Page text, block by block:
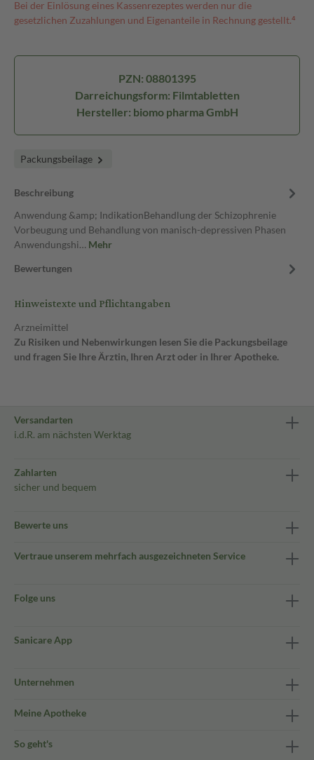
Bei der Einlösung eines Kassenrezeptes werden nur die
gesetzlichen Zuzahlungen und Eigenanteile in Rechnung gestellt.⁴
PZN: 08801395
Darreichungsform: Filmtabletten
Hersteller: biomo pharma GmbH
Packungsbeilage
Beschreibung
Anwendung &amp; IndikationBehandlung der Schizophrenie
Vorbeugung und Behandlung von manisch-depressiven Phasen
Anwendungshi… Mehr
Bewertungen
Hinweistexte und Pflichtangaben
Arzneimittel
Zu Risiken und Nebenwirkungen lesen Sie die Packungsbeilage
und fragen Sie Ihre Ärztin, Ihren Arzt oder in Ihrer Apotheke.
Versandarten
i.d.R. am nächsten Werktag
Zahlarten
sicher und bequem
Bewerte uns
Vertraue unserem mehrfach ausgezeichneten Service
Folge uns
Sanicare App
Unternehmen
Meine Apotheke
So geht's